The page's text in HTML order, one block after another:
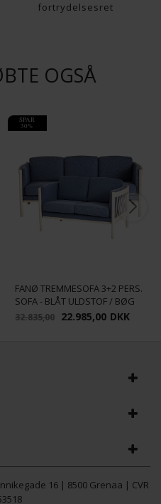
fortrydelsesret
OGSÅ
SPAR
30%
FANØ TREMMESOFA 3+2 PERS.
SOFA - BLÅT ULDSTOF / BØG
32.835,00 22.985,00 DKK
16 | 8500 Grenaa | CVR